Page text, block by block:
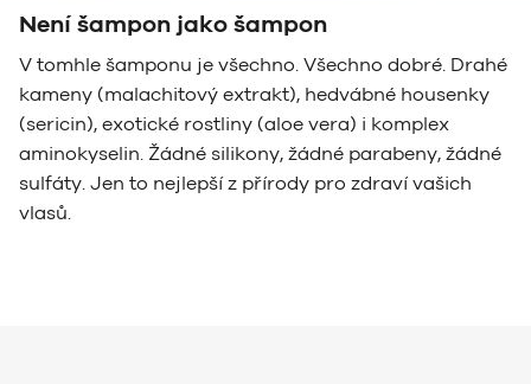
Není šampon jako šampon
V tomhle šamponu je všechno. Všechno dobré. Drahé
kameny (malachitový extrakt), hedvábné housenky
(sericin), exotické rostliny (aloe vera) i komplex
aminokyselin. Žádné silikony, žádné parabeny, žádné
sulfáty. Jen to nejlepší z přírody pro zdraví vašich
vlasů.